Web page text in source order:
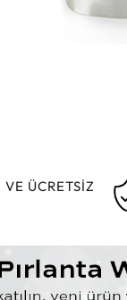
ÜCRETSİZ